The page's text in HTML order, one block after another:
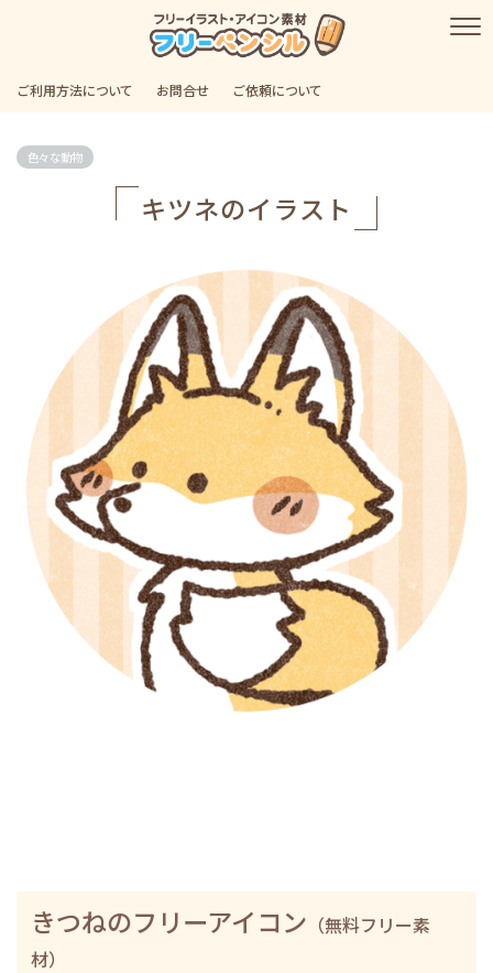
ご利用方法について お問合せ ご依頼について
色々な動物
キツネのイラスト
きつねのフリーアイコン （無料フリー素
材）